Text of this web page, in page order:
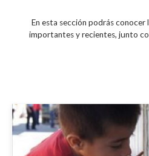
En esta sección podrás conocer
importantes y recientes, junto